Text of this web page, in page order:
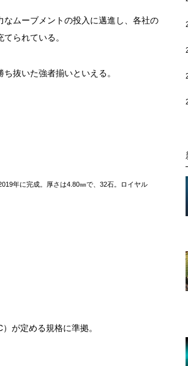
ムーブメントの投入に邁進し、各社の
られている。
抜いた強者揃いといえる。
年に完成。厚さは4.80㎜で、32石。ロイヤル
が定める規格に準拠。